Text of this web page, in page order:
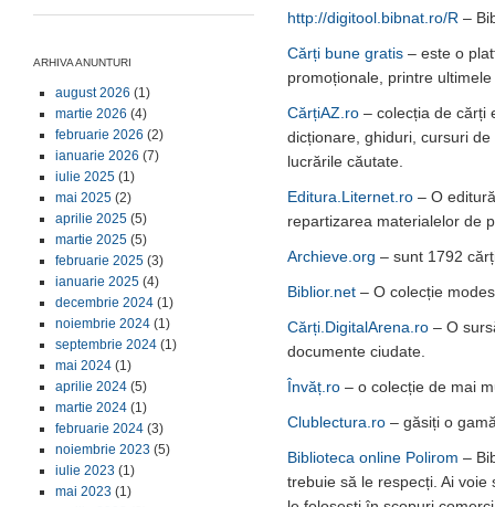
ARHIVA ANUNTURI
august 2026 (1)
martie 2026 (4)
februarie 2026 (2)
ianuarie 2026 (7)
iulie 2025 (1)
mai 2025 (2)
aprilie 2025 (5)
martie 2025 (5)
februarie 2025 (3)
ianuarie 2025 (4)
decembrie 2024 (1)
noiembrie 2024 (1)
septembrie 2024 (1)
mai 2024 (1)
aprilie 2024 (5)
martie 2024 (1)
februarie 2024 (3)
noiembrie 2023 (5)
iulie 2023 (1)
mai 2023 (1)
http://digitool.bibnat.ro/R –
Cărți bune gratis – este o
promoționale, printre
CărțiAZ.ro – colecția de cărți
dicționare, ghiduri, cursuri
lucrările căutate.
Editura.Liternet.ro – O
repartizarea materialelor de
Archieve.org – sunt 1792
Biblior.net – O colecție
Cărți.DigitalArena.ro – O
documente ciudate.
Învăț.ro – o colecție de mai
Clublectura.ro – găsiți o
Biblioteca online Polirom –
trebuie să le respecți. Ai